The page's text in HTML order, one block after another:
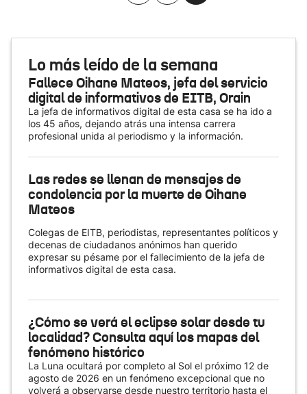
Lo más leído de la semana
Fallece Oihane Mateos, jefa del servicio
digital de informativos de EITB, Orain
La jefa de informativos digital de esta casa se ha ido a
los 45 años, dejando atrás una intensa carrera
profesional unida al periodismo y la información.
Las redes se llenan de mensajes de
condolencia por la muerte de Oihane
Mateos
Colegas de EITB, periodistas, representantes políticos y
decenas de ciudadanos anónimos han querido
expresar su pésame por el fallecimiento de la jefa de
informativos digital de esta casa.
¿Cómo se verá el eclipse solar desde tu
localidad? Consulta aquí los mapas del
fenómeno histórico
La Luna ocultará por completo al Sol el próximo 12 de
agosto de 2026 en un fenómeno excepcional que no
volverá a observarse desde nuestro territorio hasta el